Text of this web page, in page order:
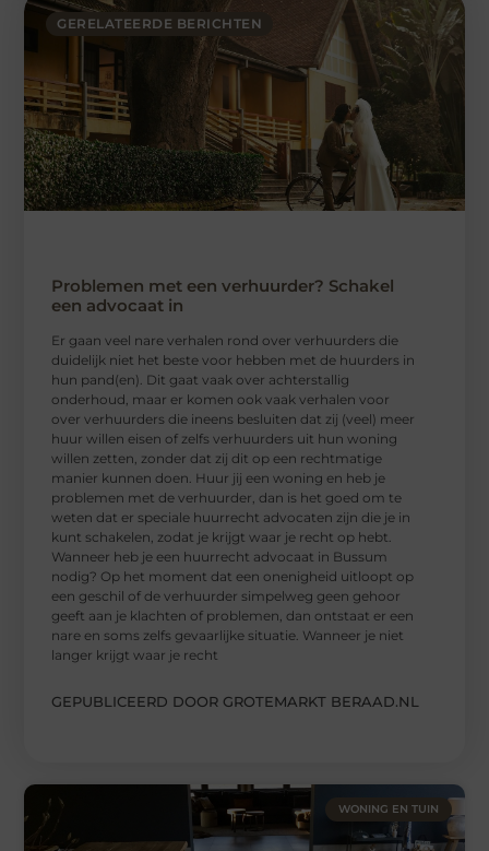
GERELATEERDE BERICHTEN
Problemen met een verhuurder? Schakel
een advocaat in
Er gaan veel nare verhalen rond over verhuurders die
duidelijk niet het beste voor hebben met de huurders in
hun pand(en). Dit gaat vaak over achterstallig
onderhoud, maar er komen ook vaak verhalen voor
over verhuurders die ineens besluiten dat zij (veel) meer
huur willen eisen of zelfs verhuurders uit hun woning
willen zetten, zonder dat zij dit op een rechtmatige
manier kunnen doen. Huur jij een woning en heb je
problemen met de verhuurder, dan is het goed om te
weten dat er speciale huurrecht advocaten zijn die je in
kunt schakelen, zodat je krijgt waar je recht op hebt.
Wanneer heb je een huurrecht advocaat in Bussum
nodig? Op het moment dat een onenigheid uitloopt op
een geschil of de verhuurder simpelweg geen gehoor
geeft aan je klachten of problemen, dan ontstaat er een
nare en soms zelfs gevaarlijke situatie. Wanneer je niet
langer krijgt waar je recht
GEPUBLICEERD DOOR GROTEMARKT BERAAD.NL
WONING EN TUIN